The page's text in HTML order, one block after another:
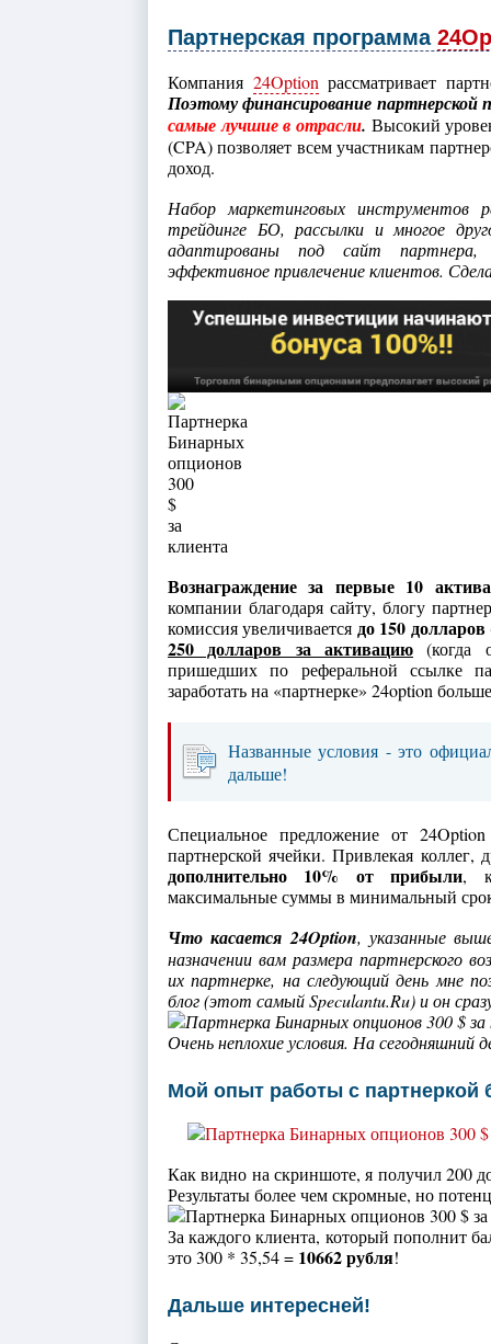
Партнерская программа
Компания 24Optionрассматривает
Поэтому финансирование партнерской
самые лучшие в отрасли. Высокий
(CPA) позволяет всем участникам
доход.
Набор маркетинговых инструментов
трейдинге БО, рассылки и многое
адаптированы под сайт партнера,
эффективное привлечение клиентов.
Вознаграждение за первые 10
компании благодаря сайту, блогу
комиссия увеличивается до 150 долларов
250 долларов за активацию (когда
пришедших по реферальной ссылке
заработать на «партнерке» 24option
Названные условия - это
дальше!
Специальное предложение от
партнерской ячейки. Привлекая коллег,
дополнительно 10% от прибыли,
максимальные суммы в минимальный
Что касается 24Option, указанные
назначении вам размера партнерского
их партнерке, на следующий день мне
блог (этот самый Speculantu.Ru) и он
Очень неплохие условия. На сегодняшний
Мой опыт работы с партнеркой
Как видно на скриншоте, я получил 200
Результаты более чем скромные, но
За каждого клиента, который пополнит
это 300 * 35,54 = 10662 рубля!
Дальше интересней!